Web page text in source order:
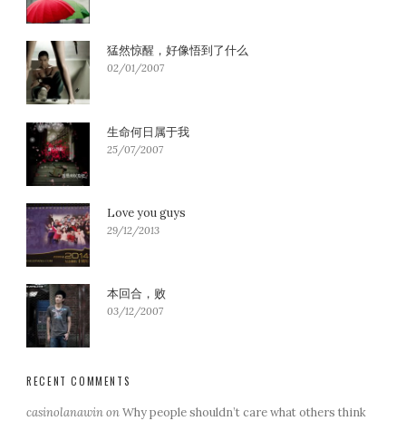
猛然惊醒，好像悟到了什么
02/01/2007
生命何日属于我
25/07/2007
Love you guys
29/12/2013
本回合，败
03/12/2007
RECENT COMMENTS
casinolanawinonWhy people shouldn’t care what others think